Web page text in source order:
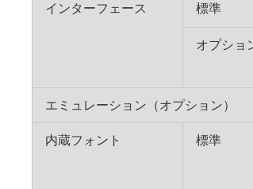
インターフェース 標準
オプショ
エミュレーション（オプション）
内蔵フォント 標準